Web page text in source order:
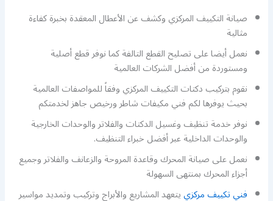
صيانة التكييف المركزي وكشف عن الأعطال المعقدة بخبرة كفاءة
مثالية
نعمل أيضا على تصليح القطع التالفة كما نوفر قطع أصلية
ومستوردة من أفضل الشركات العالمية
نقوم بتركيب دكتات التكييف المركزي وفقاً للمواصفات العالمية
بحيث يوفرها لكم فني مكيفات شاطر ورخيص جاهز لخدمتكم
نوفر خدمة تنظيف وغسيل الدكتات والفلاتر والوحدات الخارجية
والوحدات الداخلية عبر أفضل خبراء التنظيف.
نعمل على صيانة المحرك وقاعدة المروحة والزعانف والفلاتر وجميع
أجزاء المحرك بمنتهى السهولة
فني تكييف مركزييتعهد المشاريع والأبراج وتركيب وتمديد مواسير